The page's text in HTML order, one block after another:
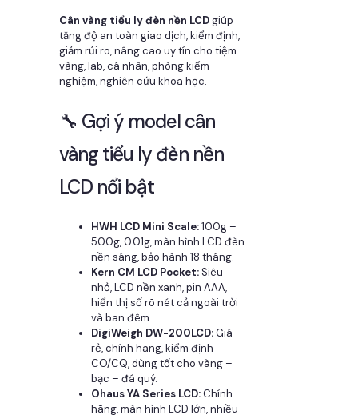
Cân vàng tiểu ly đèn nền LCDgiúp
tăng độ an toàn giao dịch, kiểm định,
giảm rủi ro, nâng cao uy tín cho tiệm
vàng, lab, cá nhân, phòng kiểm
nghiệm, nghiên cứu khoa học.
🔧 Gợi ý model cân
vàng tiểu ly đèn nền
LCD nổi bật
HWH LCD Mini Scale:100g –
500g, 0.01g, màn hình LCD đèn
nền sáng, bảo hành 18 tháng.
Kern CM LCD Pocket:Siêu
nhỏ, LCD nền xanh, pin AAA,
hiển thị số rõ nét cả ngoài trời
và ban đêm.
DigiWeigh DW-200LCD:Giá
rẻ, chính hãng, kiểm định
CO/CQ, dùng tốt cho vàng –
bạc – đá quý.
Ohaus YA Series LCD:Chính
hãng, màn hình LCD lớn, nhiều